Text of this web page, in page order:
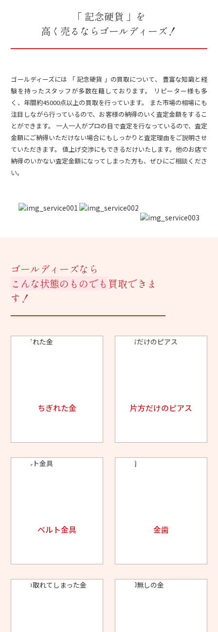
「 記念硬貨 」を
高く売るならゴールディーズ！
ゴールディーズには 「 記念硬貨 」の買取について、 豊富な知識と経
験を持ったスタッフが多数在籍しております。 リピーター様も多
く、年間約45000点以上の買取を行っています。 また市場の相場にも
注目しながら行っているので、お客様の納得のいく査定金額をするこ
とができます。 一人一人がプロの目で査定を行なっているので、査定
金額にご納得いただけない場合にもしっかりと査定理由をご説明させ
ていただきます。 値上げ交渉にもできるだけいたします。他のお店で
納得のいかない査定金額になってしまった方も、ぜひにご相談くださ
い。
ゴールディーズなら
こんな状態のものでも 買取できま
す！
ちぎれた金 片方だけのピアス
ベルト金具 金歯